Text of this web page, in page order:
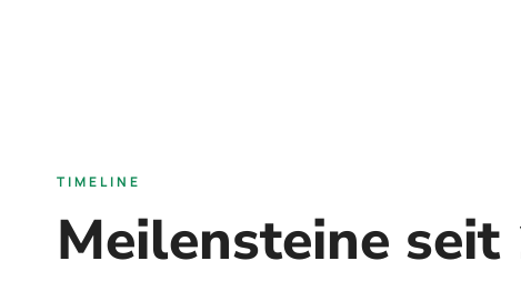
TIMELINE
Meilensteine seit